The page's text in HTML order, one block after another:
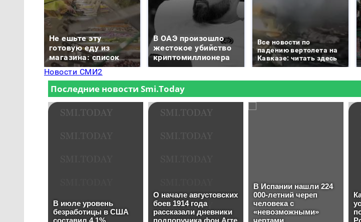
Не ешьте эту
готовую еду из
магазина: список
В ОАЭ произошло
жестокое убийство
криптомиллионера
Все новости по
падению вертолета на
Кавказе: читать здесь
Новости СМИ2